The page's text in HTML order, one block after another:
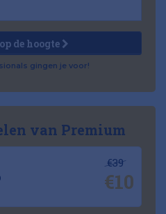
de hoogte
gingen je voor!
van Premium
€39
€10